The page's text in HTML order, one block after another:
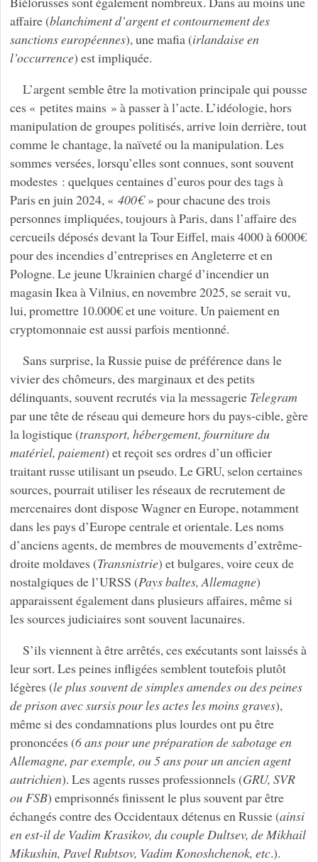
affaire (blanchiment d’argent et contournement des
sanctions européennes), une mafia (irlandaise en
l’occurrence) est impliquée.
L’argent semble être la motivation principale qui pousse
ces « petites mains » à passer à l’acte. L’idéologie, hors
manipulation de groupes politisés, arrive loin derrière, tout
comme le chantage, la naïveté ou la manipulation. Les
sommes versées, lorsqu’elles sont connues, sont souvent
modestes : quelques centaines d’euros pour des tags à
Paris en juin 2024, « 400€» pour chacune des trois
personnes impliquées, toujours à Paris, dans l’affaire des
cercueils déposés devant la Tour Eiffel, mais 4000 à 6000€
pour des incendies d’entreprises en Angleterre et en
Pologne. Le jeune Ukrainien chargé d’incendier un
magasin Ikea à Vilnius, en novembre 2025, se serait vu,
lui, promettre 10.000€ et une voiture. Un paiement en
cryptomonnaie est aussi parfois mentionné.
Sans surprise, la Russie puise de préférence dans le
vivier des chômeurs, des marginaux et des petits
délinquants, souvent recrutés via la messagerie Telegram
par une tête de réseau qui demeure hors du pays-cible, gère
la logistique (transport, hébergement, fourniture du
matériel, paiement) et reçoit ses ordres d’un officier
traitant russe utilisant un pseudo. Le GRU, selon certaines
sources, pourrait utiliser les réseaux de recrutement de
mercenaires dont dispose Wagner en Europe, notamment
dans les pays d’Europe centrale et orientale. Les noms
d’anciens agents, de membres de mouvements d’extrême-
droite moldaves (Transnistrie) et bulgares, voire ceux de
nostalgiques de l’URSS (Pays baltes, Allemagne)
apparaissent également dans plusieurs affaires, même si
les sources judiciaires sont souvent lacunaires.
S’ils viennent à être arrêtés, ces exécutants sont laissés à
leur sort. Les peines infligées semblent toutefois plutôt
légères (le plus souvent desimples amendes ou des peines
de prison avec sursis pour les actes les moins graves),
même si des condamnations plus lourdes ont pu être
prononcées (6 ans pour une préparation de sabotage en
Allemagne, par exemple, ou 5 ans pour un ancien agent
autrichien). Les agents russes professionnels (GRU, SVR
ou FSB) emprisonnés finissent le plus souvent par être
échangés contre des Occidentaux détenus en Russie (ainsi
en est-il de Vadim Krasikov, du couple Dultsev, de Mikhail
Mikushin, Pavel Rubtsov, Vadim Konoshchenok, etc.).